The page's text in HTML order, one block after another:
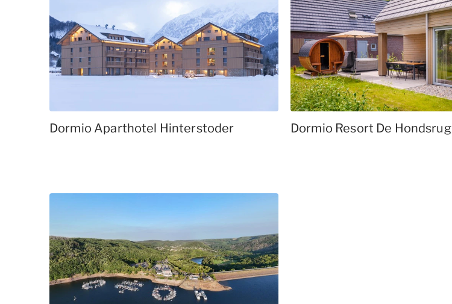
Dormio Aparthotel Hinterstoder Dormio Resort De Hondsrug